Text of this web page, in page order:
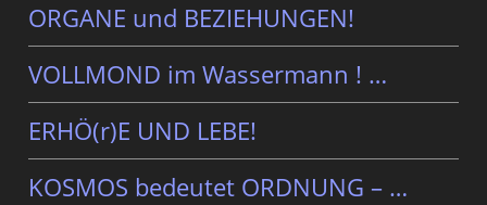
ORGANE und BEZIEHUNGEN!
VOLLMOND im Wassermann ! …
ERHÖ(r)E UND LEBE!
KOSMOS bedeutet ORDNUNG – …